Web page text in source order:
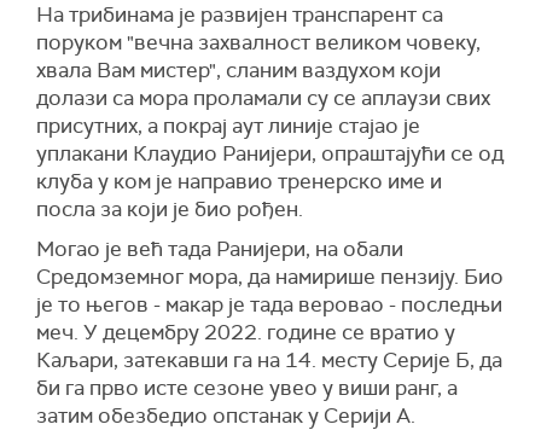
На трибинама је развијен транспарент са
поруком "вечна захвалност великом човеку,
хвала Вам мистер", сланим ваздухом који
долази са мора проламали су се аплаузи свих
присутних, а покрај аут линије стајао је
уплакани Клаудио Ранијери, опраштајући се од
клуба у ком је направио тренерско име и
посла за који је био рођен.
Могао је већ тада Ранијери, на обали
Средомземног мора, да намирише пензију. Био
је то његов - макар је тада веровао - последњи
меч. У децембру 2022. године се вратио у
Каљари, затекавши га на 14. месту Серије Б, да
би га прво исте сезоне увео у виши ранг, а
затим обезбедио опстанак у Серији А.